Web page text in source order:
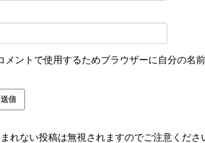
メントで使用するためブラウザーに自分の名
れない投稿は無視されますのでご注意くださ